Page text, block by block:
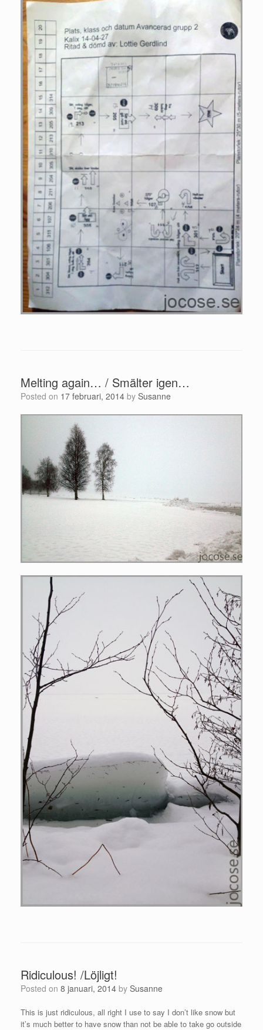
Melting again… / Smälter igen…
Posted on 17 februari, 2014 by Susanne
Ridiculous! /Löjligt!
Posted on 8 januari, 2014 by Susanne
This is just ridiculous, all right I use to say I don’t like snow but
it’s much better to have snow than not be able to take go outside